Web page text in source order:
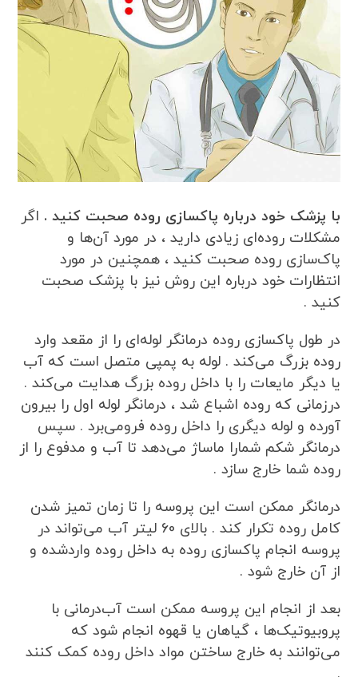
با پزشک خود درباره پاکسازی روده صحبت کنید . اگر
مشکلات روده‌ای زیادی دارید ، در مورد آن‌ها و
پاک‌سازی روده صحبت کنید ، همچنین در مورد
انتظارات خود درباره این روش نیز با پزشک صحبت
کنید .
در طول پاکسازی روده درمانگر لوله‌ای را از مقعد وارد
روده بزرگ می‌کند . لوله به پمپی متصل است که آب
یا دیگر مایعات را با داخل روده بزرگ هدایت می‌کند .
درزمانی که روده اشباع شد ، درمانگر لوله اول را بیرون
آورده و لوله دیگری را داخل روده فرومی‌برد . سپس
درمانگر شکم شمارا ماساژ می‌دهد تا آب و مدفوع را از
روده شما خارج سازد .
درمانگر ممکن است این پروسه را تا زمان تمیز شدن
کامل روده تکرار کند . بالای 60 لیتر آب می‌تواند در
پروسه انجام پاکسازی روده به داخل روده واردشده و
از آن خارج شود .
بعد از انجام این پروسه ممکن است آب‌درمانی با
پروبیوتیک‌ها ، گیاهان یا قهوه انجام شود که
می‌توانند به خارج ساختن مواد داخل روده کمک کنند